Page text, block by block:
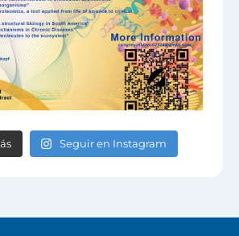
Seguir en Instagram